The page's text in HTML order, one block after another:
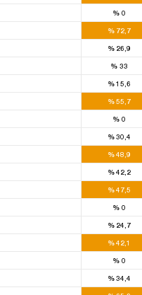
%0
%72,7
%26,9
%33
%15,6
%55,7
%0
%30,4
%48,9
%42,2
%47,5
%0
%24,7
%42,1
%0
%34,4